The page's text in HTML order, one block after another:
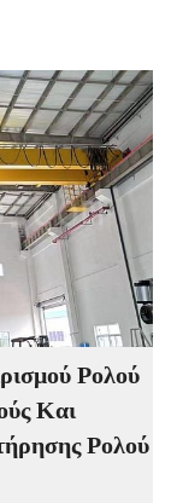
Ρολού
Και
Ρολού